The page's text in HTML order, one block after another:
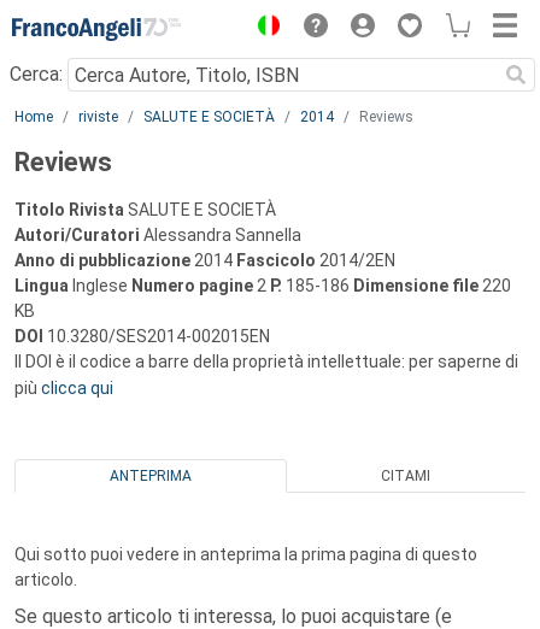
Menu
Cerca:
Main content
Home riviste SALUTE E SOCIETÀ 2014 Reviews
Reviews
Titolo Rivista SALUTE E SOCIETÀ
Autori/Curatori Alessandra Sannella
Anno di pubblicazione 2014 Fascicolo 2014/2EN
Lingua Inglese Numero pagine 2 P. 185-186 Dimensione file 220
KB
DOI 10.3280/SES2014-002015EN
Il DOI è il codice a barre della proprietà intellettuale: per saperne di
più clicca qui
ANTEPRIMA CITAMI
Qui sotto puoi vedere in anteprima la prima pagina di questo
articolo.
Se questo articolo ti interessa, lo puoi acquistare (e